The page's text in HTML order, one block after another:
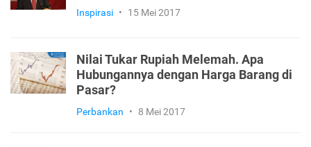
Inspirasi • 15 Mei 2017
Nilai Tukar Rupiah Melemah. Apa
Hubungannya dengan Harga Barang di
Pasar?
Perbankan • 8 Mei 2017